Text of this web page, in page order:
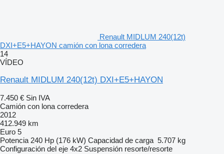
Renault MIDLUM 240(12t)
DXI+E5+HAYON camión con lona corredera
14
VÍDEO
Renault MIDLUM 240(12t) DXI+E5+HAYON
7.450 € Sin IVA
Camión con lona corredera
2012
412.949 km
Euro 5
Potencia 240 Hp (176 kW) Capacidad de carga 5.707 kg
Configuración del eje 4x2 Suspensión resorte/resorte